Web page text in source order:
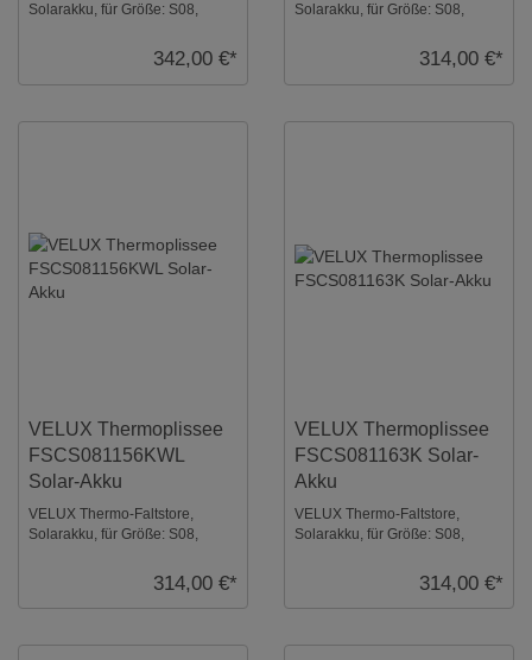
Solarakku, für Größe: S08,
342,00 €*
Solarakku, für Größe: S08,
314,00 €*
VELUX Thermoplissee
FSCS081156KWL
Solar-Akku
VELUX Thermo-Faltstore,
Solarakku, für Größe: S08,
Schiene, io-homecontr ...314,00 €*
VELUX Thermoplissee
FSCS081163K Solar-
Akku
VELUX Thermo-Faltstore,
Solarakku, für Größe: S08,
314,00 €*